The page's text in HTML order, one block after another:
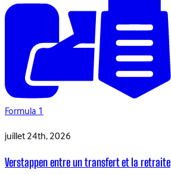
Formula 1
juillet 24th, 2026
Verstappen entre un transfert et la retraite